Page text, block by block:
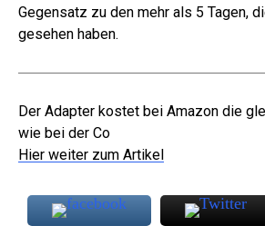
Gegensatz zu den mehr als 5 Tagen,
gesehen haben.
Der Adapter kostet bei Amazon die
wie bei der Co
Hier weiter zum Artikel